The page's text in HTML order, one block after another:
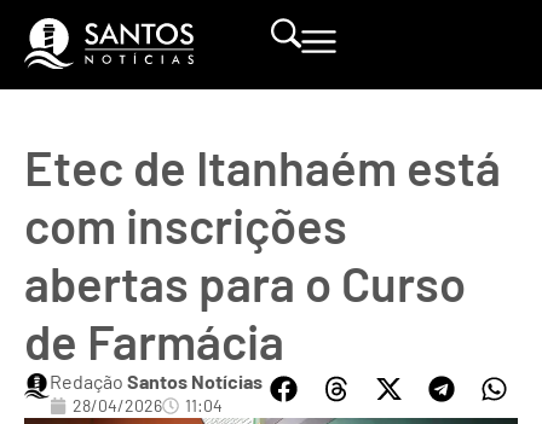
Etec de Itanhaém está
com inscrições
abertas para o Curso
de Farmácia
Redação Santos Notícias
28/04/2026 11:04